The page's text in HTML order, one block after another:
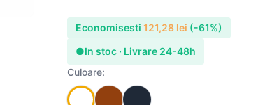
Economisesti121,28 lei (-61%)
●In stoc · Livrare 24-48h
Culoare: